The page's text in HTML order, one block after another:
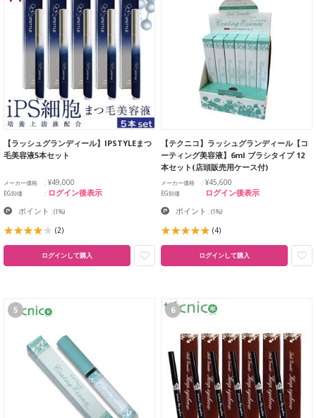
【ラッシュグランディール】IPSTYLEまつ
毛美容液5本セット
メーカー価格 ¥49,000
EG卸価 ログイン後表示
ポイント :(1%)
(2)
ログインして購入
【テクニコ】ラッシュグランディール【コ
ーティング美容液】6ml ブラシタイプ 12
本セット(店頭販売用ケース付)
メーカー価格 ¥45,600
EG卸価 ログイン後表示
ポイント :(1%)
(4)
ログインして購入
5 6